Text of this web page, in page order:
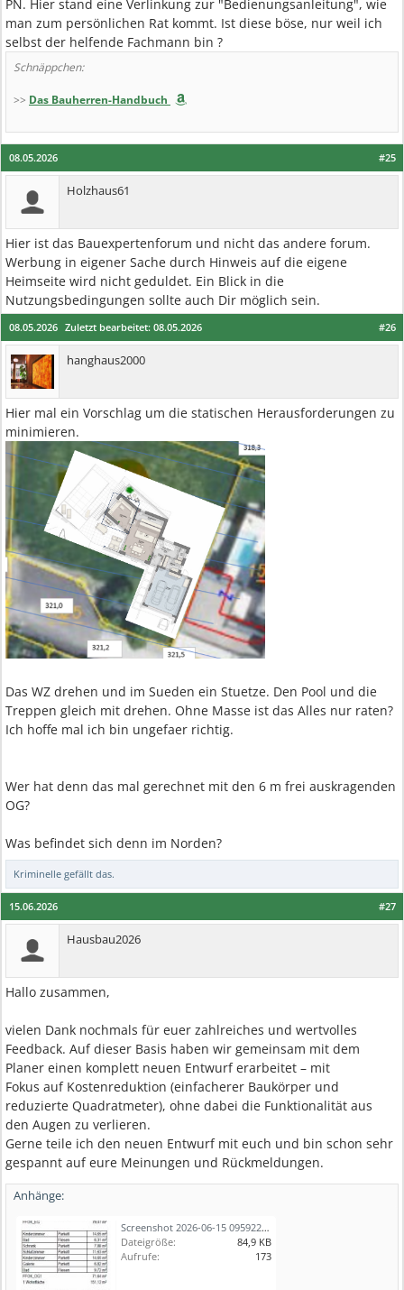
PN. Hier stand eine Verlinkung zur "Bedienungsanleitung", wie
man zum persönlichen Rat kommt. Ist diese böse, nur weil ich
selbst der helfende Fachmann bin ?
Schnäppchen:
>> Das Bauherren-Handbuch
#25
08.05.2026
Holzhaus61
Hier ist das Bauexpertenforum und nicht das andere forum.
Werbung in eigener Sache durch Hinweis auf die eigene
Heimseite wird nicht geduldet. Ein Blick in die
Nutzungsbedingungen sollte auch Dir möglich sein.
#26
08.05.2026 Zuletzt bearbeitet: 08.05.2026
hanghaus2000
Hier mal ein Vorschlag um die statischen Herausforderungen zu
minimieren.
Das WZ drehen und im Sueden ein Stuetze. Den Pool und die
Treppen gleich mit drehen. Ohne Masse ist das Alles nur raten?
Ich hoffe mal ich bin ungefaer richtig.
Wer hat denn das mal gerechnet mit den 6 m frei auskragenden
OG?
Was befindet sich denn im Norden?
Kriminelle gefällt das.
#27
15.06.2026
Hausbau2026
Hallo zusammen,
vielen Dank nochmals für euer zahlreiches und wertvolles
Feedback. Auf dieser Basis haben wir gemeinsam mit dem
Planer einen komplett neuen Entwurf erarbeitet – mit
Fokus auf Kostenreduktion (einfacherer Baukörper und
reduzierte Quadratmeter), ohne dabei die Funktionalität aus
den Augen zu verlieren.
Gerne teile ich den neuen Entwurf mit euch und bin schon sehr
gespannt auf eure Meinungen und Rückmeldungen.
Anhänge:
Screenshot 2026-06-15 095922.jpg
Dateigröße:
84,9 KB
Aufrufe:
173